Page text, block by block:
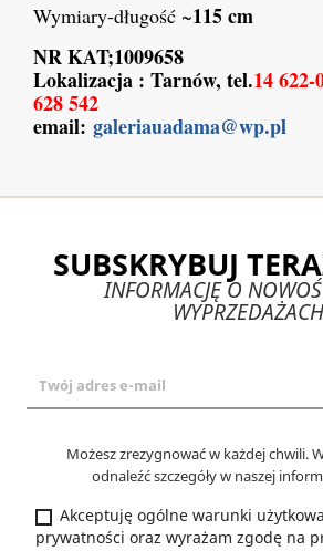
Wymiary-długość ~115 cm
NR KAT;1009658
Lokalizacja : Tarnów, tel.14 622-
628 542
email: galeriauadama@wp.pl
SUBSKRYBUJ
INFORMACJĘ O
WYPRZEDAŻACH
Możesz zrezygnować w każdej chwili.
odnaleźć szczegóły w naszej
Akceptuję ogólne warunki
prywatności oraz wyrażam zgodę na